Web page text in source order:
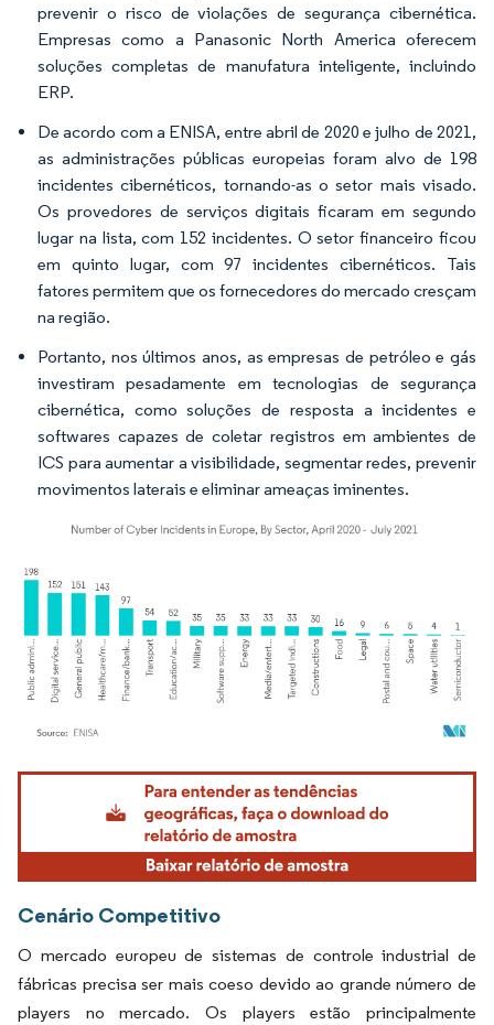
prevenir o risco de violações de segurança cibernética.
Empresas como a Panasonic North America oferecem
soluções completas de manufatura inteligente, incluindo
ERP.
De acordo com a ENISA, entre abril de 2020 e julho de 2021,
as administrações públicas europeias foram alvo de 198
incidentes cibernéticos, tornando-as o setor mais visado.
Os provedores de serviços digitais ficaram em segundo
lugar na lista, com 152 incidentes. O setor financeiro ficou
em quinto lugar, com 97 incidentes cibernéticos. Tais
fatores permitem que os fornecedores do mercado cresçam
na região.
Portanto, nos últimos anos, as empresas de petróleo e gás
investiram pesadamente em tecnologias de segurança
cibernética, como soluções de resposta a incidentes e
softwares capazes de coletar registros em ambientes de
ICS para aumentar a visibilidade, segmentar redes, prevenir
movimentos laterais e eliminar ameaças iminentes.
Imagem © Mordor Intelligence. O reuso requer atribuição conforme CC BY 4.0.
Cenário Competitivo
O mercado europeu de sistemas de controle industrial de
fábricas precisa ser mais coeso devido ao grande número de
players no mercado. Os players estão principalmente